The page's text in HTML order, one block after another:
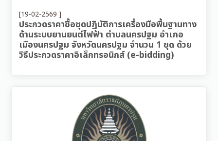
[19-02-2569 ]
ประกวดราคาซื้อชุดปฏิบัติการเครื่องมือพื้นฐานทาง
ด้านระบบยานยนต์ไฟฟ้า ตำบลนครปฐม อำเภอ
เมืองนครปฐม จังหวัดนครปฐม จำนวน 1 ชุด ด้วย
วิธีประกวดราคาอิเล็กทรอนิกส์ (e-bidding)